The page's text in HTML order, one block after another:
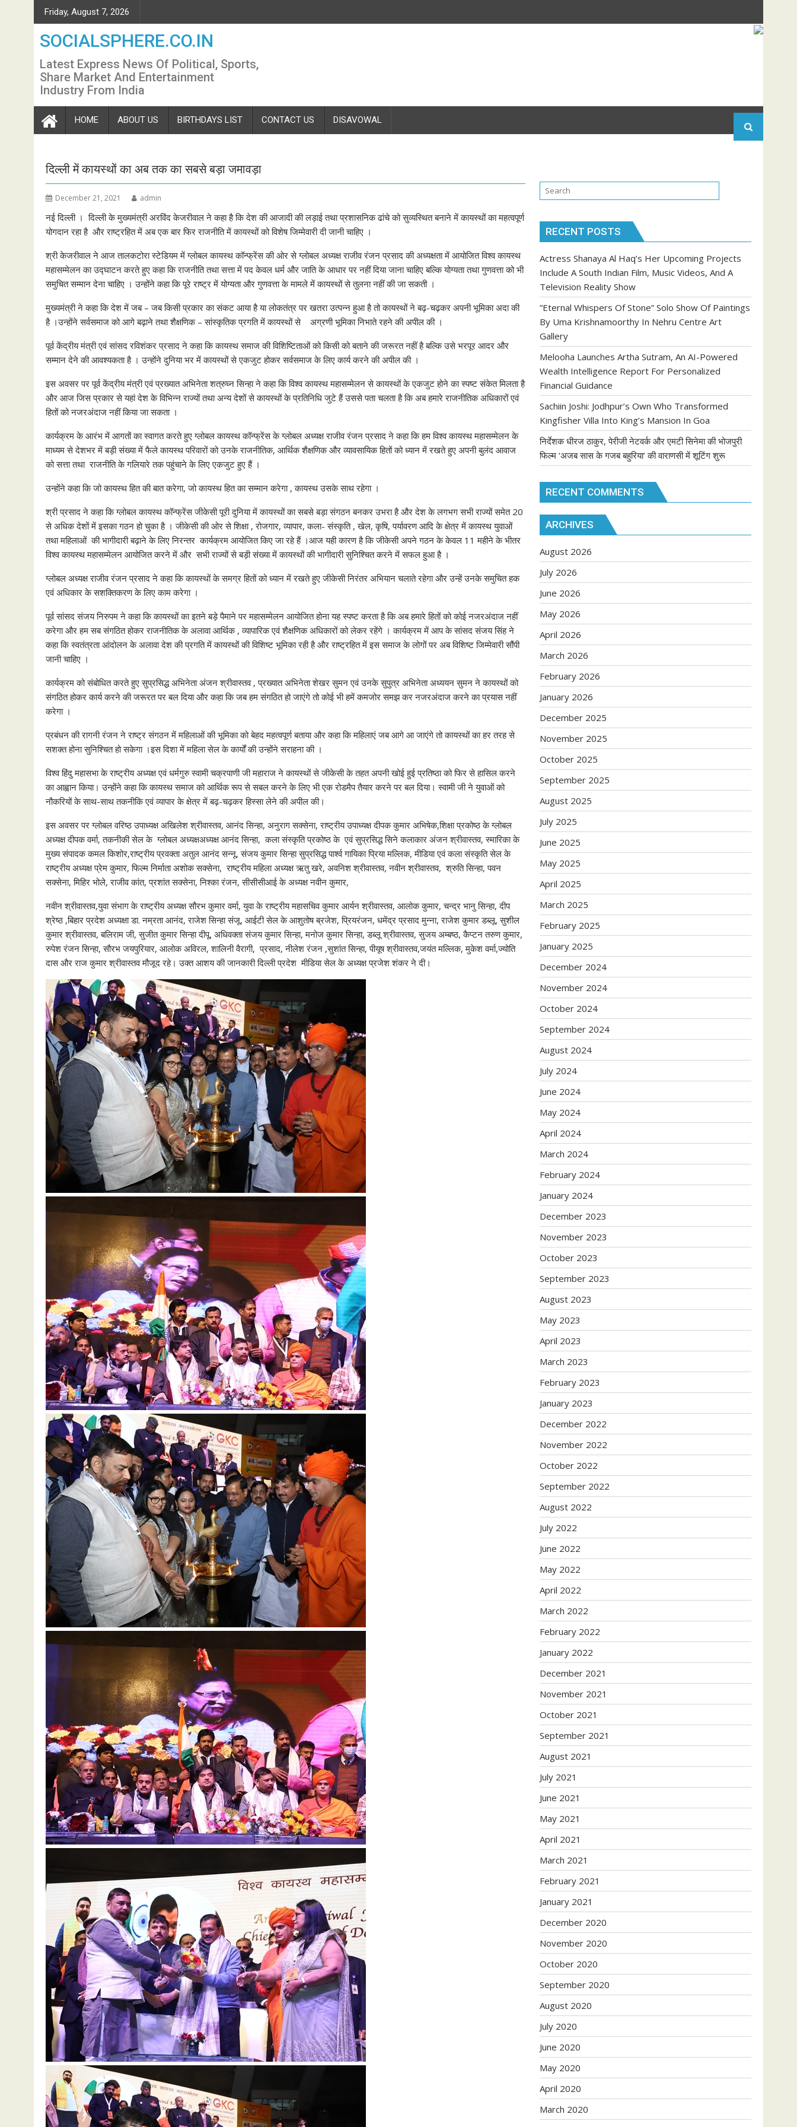
Skip
to
content
Friday, August 7, 2026
SOCIALSPHERE.CO.IN
Latest Express News Of Political, Sports,
Share Market And Entertainment
Industry From India
HOME ABOUT US BIRTHDAYS LIST CONTACT US DISAVOWAL
दिल्ली में कायस्थों का अब तक का सबसे बड़ा जमावड़ा
December 21, 2021 admin
नई दिल्ली । दिल्ली के मुख्यमंत्री अरविंद केजरीवाल ने कहा है कि देश की आजादी की लड़ाई तथा प्रशासनिक ढांचे को सुव्यस्थित बनाने में कायस्थों का महत्वपूर्ण
योगदान रहा है और राष्ट्रहित में अब एक बार फिर राजनीति में कायस्थों को विशेष जिम्मेवारी दी जानी चाहिए ।
श्री केजरीवाल ने आज तालकटोरा स्टेडियम में ग्लोबल कायस्थ कॉन्फ्रेंस की ओर से ग्लोबल अध्यक्ष राजीव रंजन प्रसाद की अध्यक्षता में आयोजित विश्व कायस्थ
महासम्मेलन का उद्घाटन करते हुए कहा कि राजनीति तथा सत्ता में पद केवल धर्म और जाति के आधार पर नहीं दिया जाना चाहिए बल्कि योग्यता तथा गुणवत्ता को भी
समुचित सम्मान देना चाहिए । उन्होंने कहा कि पूरे राष्ट्र में योग्यता और गुणवत्ता के मामले में कायस्थों से तुलना नहीं की जा सकती ।
मुख्यमंत्री ने कहा कि देश में जब – जब किसी प्रकार का संकट आया है या लोकतंत्र पर खतरा उत्पन्न हुआ है तो कायस्थों ने बढ़-चढ़कर अपनी भूमिका अदा की
है ।उन्होंने सर्वसमाज को आगे बढ़ाने तथा शैक्षणिक – सांस्कृतिक प्रगति में कायस्थों से अग्रणी भूमिका निभाते रहने की अपील की ।
पूर्व केंद्रीय मंत्री एवं सांसद रविशंकर प्रसाद ने कहा कि कायस्थ समाज की विशिष्टिताओं को किसी को बताने की जरूरत नहीं है बल्कि उसे भरपूर आदर और
सम्मान देने की आवश्यकता है । उन्होंने दुनिया भर में कायस्थों से एकजुट होकर सर्वसमाज के लिए कार्य करने की अपील की ।
इस अवसर पर पूर्व केंद्रीय मंत्री एवं प्रख्यात अभिनेता शत्रुघ्न सिन्हा ने कहा कि विश्व कायस्थ महासम्मेलन से कायस्थों के एकजुट होने का स्पष्ट संकेत मिलता है
और आज जिस प्रकार से यहां देश के विभिन्न राज्यों तथा अन्य देशों से कायस्थों के प्रतिनिधि जुटे हैं उससे पता चलता है कि अब हमारे राजनीतिक अधिकारों एवं
हितों को नजरअंदाज नहीं किया जा सकता ।
कार्यक्रम के आरंभ में आगतों का स्वागत करते हुए ग्लोबल कायस्थ कॉन्फ्रेंस के ग्लोबल अध्यक्ष राजीव रंजन प्रसाद ने कहा कि हम विश्व कायस्थ महासम्मेलन के
माध्यम से देशभर में बड़ी संख्या में फैले कायस्थ परिवारों को उनके राजनीतिक, आर्थिक शैक्षणिक और व्यावसायिक हितों को ध्यान में रखते हुए अपनी बुलंद आवाज
को सत्ता तथा राजनीति के गलियारे तक पहुंचाने के लिए एकजुट हुए हैं ।
उन्होंने कहा कि जो कायस्थ हित की बात करेगा, जो कायस्थ हित का सम्मान करेगा , कायस्थ उसके साथ रहेगा ।
श्री प्रसाद ने कहा कि ग्लोबल कायस्थ कॉन्फ्रेंस जीकेसी पूरी दुनिया में कायस्थों का सबसे बड़ा संगठन बनकर उभरा है और देश के लगभग सभी राज्यों समेत 20
से अधिक देशों में इसका गठन हो चुका है । जीकेसी की ओर से शिक्षा , रोजगार, व्यापार, कला- संस्कृति , खेल, कृषि, पर्यावरण आदि के क्षेत्र में कायस्थ युवाओं
तथा महिलाओं की भागीदारी बढ़ाने के लिए निरन्तर कार्यक्रम आयोजित किए जा रहे हैं ।आज यही कारण है कि जीकेसी अपने गठन के केवल 11 महीने के भीतर
विश्व कायस्थ महासम्मेलन आयोजित करने में और सभी राज्यों से बड़ी संख्या में कायस्थों की भागीदारी सुनिश्चित करने में सफल हुआ है ।
ग्लोबल अध्यक्ष राजीव रंजन प्रसाद ने कहा कि कायस्थों के समग्र हितों को ध्यान में रखते हुए जीकेसी निरंतर अभियान चलाते रहेगा और उन्हें उनके समुचित हक
एवं अधिकार के सशक्तिकरण के लिए काम करेगा ।
पूर्व सांसद संजय निरुपम ने कहा कि कायस्थों का इतने बड़े पैमाने पर महासम्मेलन आयोजित होना यह स्पष्ट करता है कि अब हमारे हितों को कोई नजरअंदाज नहीं
करेगा और हम सब संगठित होकर राजनीतिक के अलावा आर्थिक , व्यापारिक एवं शैक्षणिक अधिकारों को लेकर रहेंगे । कार्यक्रम में आप के सांसद संजय सिंह ने
कहा कि स्वतंत्रता आंदोलन के अलावा देश की प्रगति में कायस्थों की विशिष्ट भूमिका रही है और राष्ट्रहित में इस समाज के लोगों पर अब विशिष्ट जिम्मेवारी सौंपी
जानी चाहिए ।
कार्यक्रम को संबोधित करते हुए सुप्रसिद्ध अभिनेता अंजन श्रीवास्तव , प्रख्यात अभिनेता शेखर सुमन एवं उनके सुपुत्र अभिनेता अध्ययन सुमन ने कायस्थों को
संगठित होकर कार्य करने की जरूरत पर बल दिया और कहा कि जब हम संगठित हो जाएंगे तो कोई भी हमें कमजोर समझ कर नजरअंदाज करने का प्रयास नहीं
करेगा ।
प्रबंधन की रागनी रंजन ने राष्ट्र संगठन में महिलाओं की भूमिका को बेहद महत्वपूर्ण बताया और कहा कि महिलाएं जब आगे आ जाएंगे तो कायस्थों का हर तरह से
सशक्त होना सुनिश्चित हो सकेगा ।इस दिशा में महिला सेल के कार्यों की उन्होंने सराहना की ।
विश्‍व हिंदु महासभा के राष्‍ट्रीय अध्‍यक्ष एवं धर्मगुरु स्‍वामी चक्रपाणी जी महाराज ने कायस्‍थों से जीकेसी के तहत अपनी खोई हुई प्रतिष्‍ठा को फिर से हासिल करने
का आह्वान किया। उन्‍होंने कहा कि कायस्‍थ समाज को आर्थिक रूप से सबल करने के लिए भी एक रोडमैप तैयार करने पर बल दिया। स्‍वामी जी ने युवाओं को
नौकरियों के साथ-साथ तकनीकि एवं व्‍यापार के क्षेत्र में बढ़-चढ़कर हिस्‍सा लेने की अपील की।
इस अवसर पर ग्लोबल वरिष्ठ उपाध्यक्ष अखिलेश श्रीवास्तव, आनंद सिन्हा, अनुराग सक्‍सेना, राष्ट्रीय उपाध्यक्ष दीपक कुमार अभिषेक,शिक्षा प्रकोष्ठ के ग्लोबल
अध्यक्ष दीपक वर्मा, तकनीकी सेल के ग्लोबल अध्यक्षअध्यक्ष आनंद सिन्हा, कला संस्कृति प्रकोष्ठ के एवं सुप्रसिद्ध सिने कलाकार अंजन श्रीवास्तव, स्‍मारिका के
मुख्‍य संपादक कमल किशोर,राष्ट्रीय प्रवक्ता अतुल आनंद सन्नू, संजय कुमार सिन्हा सुप्रसिद्ध पार्श्व गायिका प्रिया मल्लिक, मीडिया एवं कला संस्‍कृति सेल के
राष्ट्रीय अध्यक्ष प्रेम कुमार, फिल्म निर्माता अशोक सक्सेना, राष्ट्रीय महिला अध्यक्ष ऋतु खरे, अवनिश श्रीवास्तव, नवीन श्रीवास्‍तव, श्रुति सिन्हा, पवन
सक्सेना, मिहिर भोले, राजीव कांत, प्रशांत सक्सेना, निश्का रंजन, सीसीसीआई के अध्यक्ष नवीन कुमार,
नवीन श्रीवास्तव,युवा संभाग के राष्ट्रीय अध्यक्ष सौरभ कुमार वर्मा, युवा के राष्ट्रीय महासचिव कुमार आर्यन श्रीवास्तव, आलोक कुमार, चन्द्र भानु सिन्हा, दीप
श्रेष्ठ ,बिहार प्रदेश अध्यक्षा डा. नम्रता आनंद, राजेश सिन्हा संजू, आईटी सेल के आशुतोष ब्रजेश, प्रियरंजन, धमेंद्र प्रसाद मुन्‍ना, राजेश कुमार डब्लू, सुशील
कुमार श्रीवास्तव, बलिराम जी, सुजीत कुमार सिन्हा दीपू, अधिवक्ता संजय कुमार सिन्हा, मनोज कुमार सिन्हा, डब्लू श्रीवास्तव, सुजय अम्बष्ठ, कैप्टन तरुण कुमार,
रुपेश रंजन सिन्हा, सौरभ जयपुरियार, आलोक अविरल, शालिनी वैरागी, प्रसाद, नीलेश रंजन ,सुशांत सिन्हा, पीयूष श्रीवास्तव,जयंत मल्लिक, मुकेश वर्मा,ज्योति
दास और राज कुमार श्रीवास्तव मौजूद रहे। उक्‍त आशय की जानकारी दिल्‍ली प्रदेश मीडिया सेल के अध्‍यक्ष प्रजेश शंकर ने दी।
RECENT POSTS
Actress Shanaya Al Haq’s Her Upcoming Projects
Include A South Indian Film, Music Videos, And A
Television Reality Show
“Eternal Whispers Of Stone” Solo Show Of Paintings
By Uma Krishnamoorthy In Nehru Centre Art
Gallery
Melooha Launches Artha Sutram, An AI-Powered
Wealth Intelligence Report For Personalized
Financial Guidance
Sachiin Joshi: Jodhpur’s Own Who Transformed
Kingfisher Villa Into King’s Mansion In Goa
निर्देशक धीरज ठाकुर, पेरीजी नेटवर्क और एमटी सिनेमा की भोजपुरी
फिल्म ‘अजब सास के गजब बहुरिया’ की वाराणसी में शूटिंग शुरू
RECENT COMMENTS
ARCHIVES
August 2026
July 2026
June 2026
May 2026
April 2026
March 2026
February 2026
January 2026
December 2025
November 2025
October 2025
September 2025
August 2025
July 2025
June 2025
May 2025
April 2025
March 2025
February 2025
January 2025
December 2024
November 2024
October 2024
September 2024
August 2024
July 2024
June 2024
May 2024
April 2024
March 2024
February 2024
January 2024
December 2023
November 2023
October 2023
September 2023
August 2023
May 2023
April 2023
March 2023
February 2023
January 2023
December 2022
November 2022
October 2022
September 2022
August 2022
July 2022
June 2022
May 2022
April 2022
March 2022
February 2022
January 2022
December 2021
November 2021
October 2021
September 2021
August 2021
July 2021
June 2021
May 2021
April 2021
March 2021
February 2021
January 2021
December 2020
November 2020
October 2020
September 2020
August 2020
July 2020
June 2020
May 2020
April 2020
March 2020